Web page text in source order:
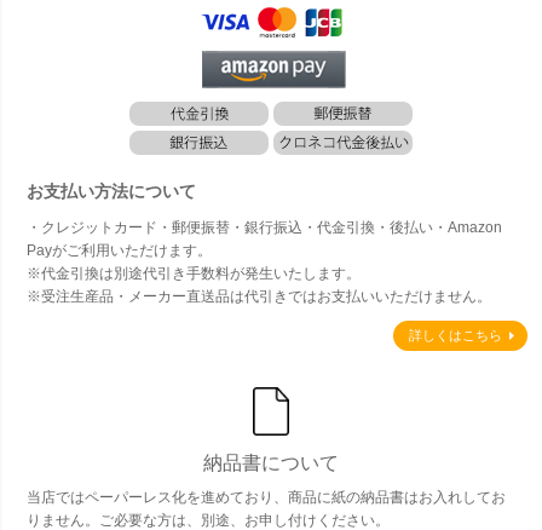
お支払い方法について
・クレジットカード・郵便振替・銀行振込・代金引換・後払い・Amazon
Payがご利用いただけます。
※代金引換は別途代引き手数料が発生いたします。
※受注生産品・メーカー直送品は代引きではお支払いいただけません。
詳しくはこちら
納品書について
当店ではペーパーレス化を進めており、商品に紙の納品書はお入れしてお
りません。ご必要な方は、別途、お申し付けください。